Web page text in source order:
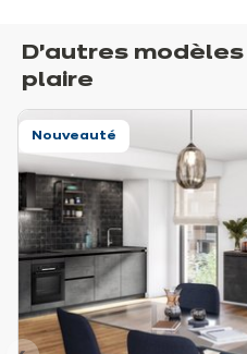
D’autres
plaire
Nouveauté